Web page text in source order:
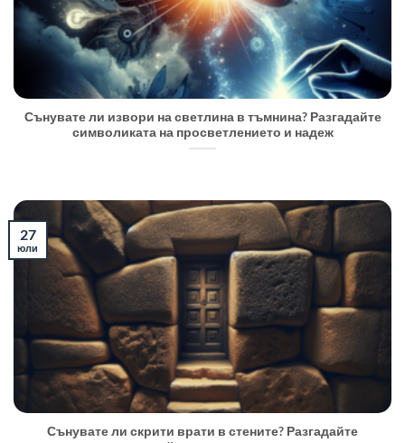
Сънувате ли извори на светлина в тъмнина? Разгадайте
символиката на просветлението и надеж
Сънувате ли скрити врати в стените? Разгадайте
27
юли